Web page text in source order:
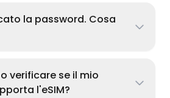
la password. Cosa
verificare se il mio
l'eSIM?